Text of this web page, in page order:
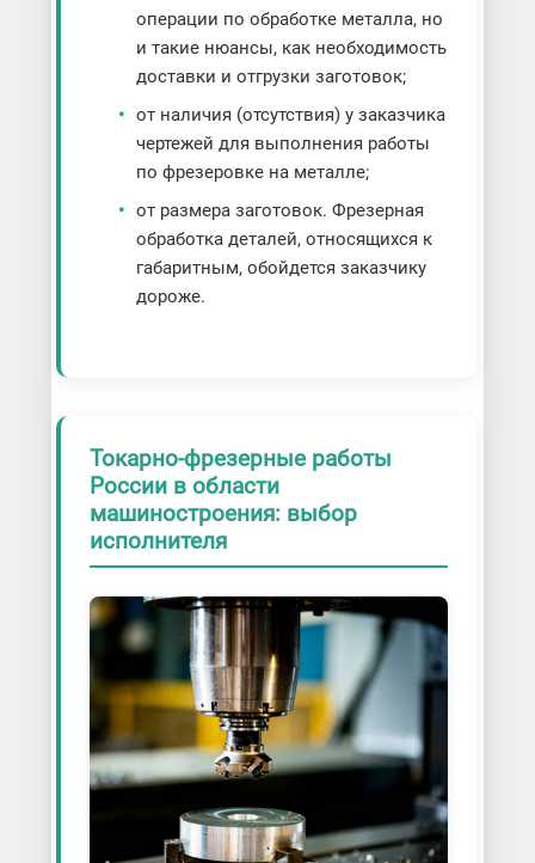
операции по обработке металла, но
и такие нюансы, как необходимость
доставки и отгрузки заготовок;
от наличия (отсутствия) у заказчика
чертежей для выполнения работы
по фрезеровке на металле;
от размера заготовок. Фрезерная
обработка деталей, относящихся к
габаритным, обойдется заказчику
дороже.
Токарно-фрезерные работы
России в области
машиностроения: выбор
исполнителя